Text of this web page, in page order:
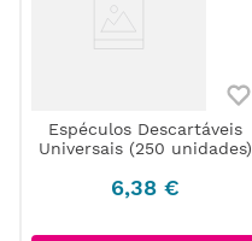
Espéculos Descartáveis
Universais (250 unidades)
6,38 €